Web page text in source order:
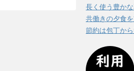
長く使う豊か
共働きの夕食
節約は包丁か